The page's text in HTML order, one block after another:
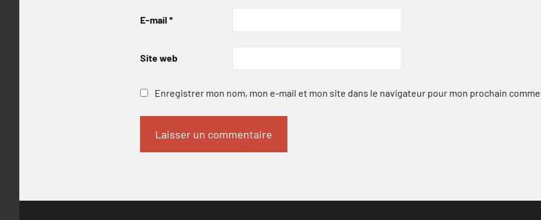
E-mail *
Site web
Enregistrer mon nom, mon e-mail et mon site dans le navigateur pour mon prochain